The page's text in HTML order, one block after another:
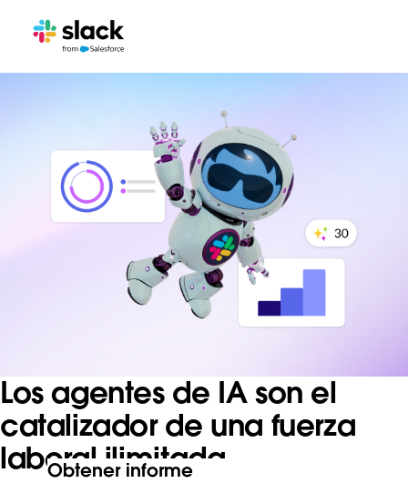
Los agentes de IA son el
catalizador de una fuerza
laboral ilimitada
Obtener informe